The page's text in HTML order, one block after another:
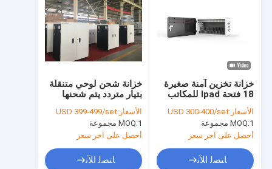
خزانة شحن لوحي متنقلة
بتيار متردد يتم شحنها
مباشرة
الأسعار:USD 399-499/set
MOQ:1 مجموعة
أحصل على آخر سعر
ﺎﺘﺼﻟ ﺍﻶﻧ
خزانة تخزين آمنة صغيرة
18 فتحة Ipad للمكاتب
الأسعار:USD 300-400/set
MOQ:1 مجموعة
أحصل على آخر سعر
ﺎﺘﺼﻟ ﺍﻶﻧ